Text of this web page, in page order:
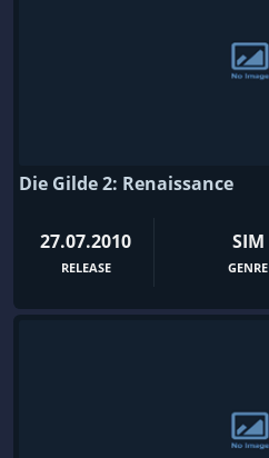
Die Gilde 2: Renaissance
27.07.2010
RELEASE
SIM
GENRE